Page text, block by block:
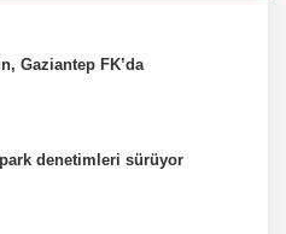
Gaziantep FK’da
denetimleri sürüyor